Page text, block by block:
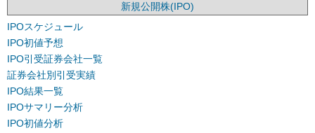
新規公開株(IPO)
IPOスケジュール
IPO初値予想
IPO引受証券会社一覧
証券会社別引受実績
IPO結果一覧
IPOサマリー分析
IPO初値分析